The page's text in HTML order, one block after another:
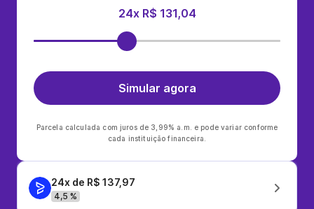
24x R$ 131,04
Simular agora
Parcela calculada com juros de 3,99% a.m. e pode variar conforme
cada instituição financeira.
24x de R$ 137,97
4,5 %